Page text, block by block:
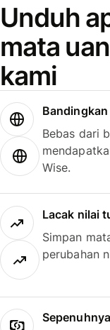
Unduh
mata
kami
Bebas dari
Wise.
Lacak nilai
Simpan
perubahan